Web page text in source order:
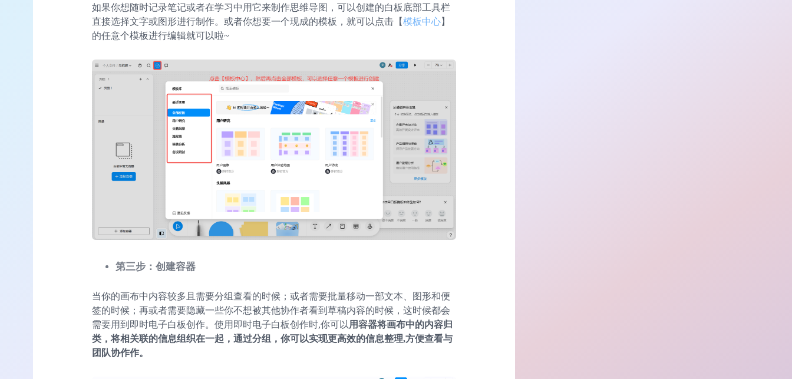
如果你想随时记录笔记或者在学习中用它来制作思维导图，可以创建的白板底部工具栏
直接选择文字或图形进行制作。或者你想要一个现成的模板，就可以点击【模板中心】
的任意个模板进行编辑就可以啦~
第三步：创建容器
当你的画布中内容较多且需要分组查看的时候；或者需要批量移动一部文本、图形和便
签的时候；再或者需要隐藏一些你不想被其他协作者看到草稿内容的时候，这时候都会
需要用到即时电子白板创作。使用即时电子白板创作时,你可以 用容器将画布中的内容归
类，将相关联的信息组织在一起，通过分组，你可以实现更高效的信息整理,方便查看与
团队协作作。